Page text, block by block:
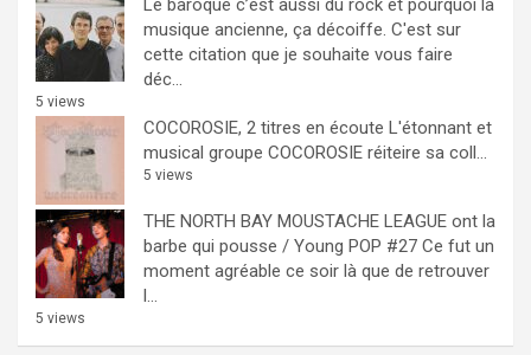
Le baroque c’est aussi du rock et pourquoi la
musique ancienne, ça décoiffe. C'est sur
cette citation que je souhaite vous faire
déc...
5 views
COCOROSIE, 2 titres en écoute L'étonnant et
musical groupe COCOROSIE réiteire sa coll...
5 views
THE NORTH BAY MOUSTACHE LEAGUE ont la
barbe qui pousse / Young POP #27 Ce fut un
moment agréable ce soir là que de retrouver
l...
5 views